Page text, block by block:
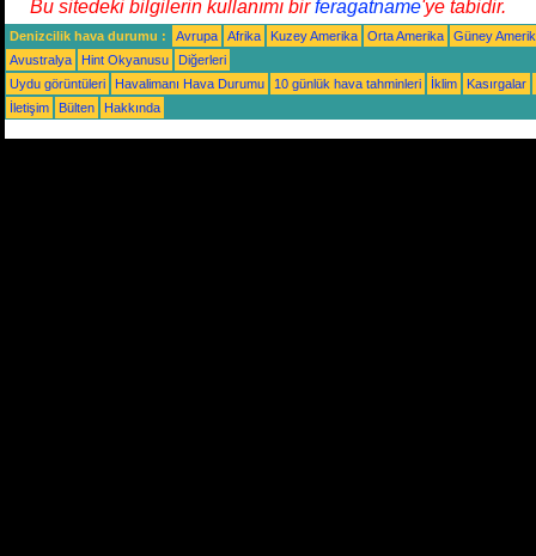
Bu sitedeki bilgilerin kullanımı birferagatname'ye tabidir.
Denizcilik hava durumu : Avrupa Afrika Kuzey Amerika Orta Amerika
Güney
Avustralya
Hint Okyanusu
Diğerleri
Uydu görüntüleri
Havalimanı Hava Durumu 10 günlük hava tahminleri İklim
Kasırgalar
İletişim
Bülten Hakkında